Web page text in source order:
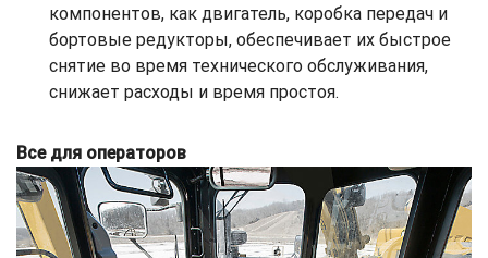
компонентов, как двигатель, коробка передач и
бортовые редукторы, обеспечивает их быстрое
снятие во время технического обслуживания,
снижает расходы и время простоя.
Все для операторов